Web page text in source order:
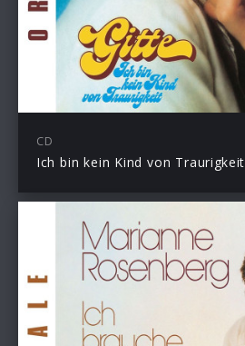
CD
Ich bin kein Kind von Traurigkeit